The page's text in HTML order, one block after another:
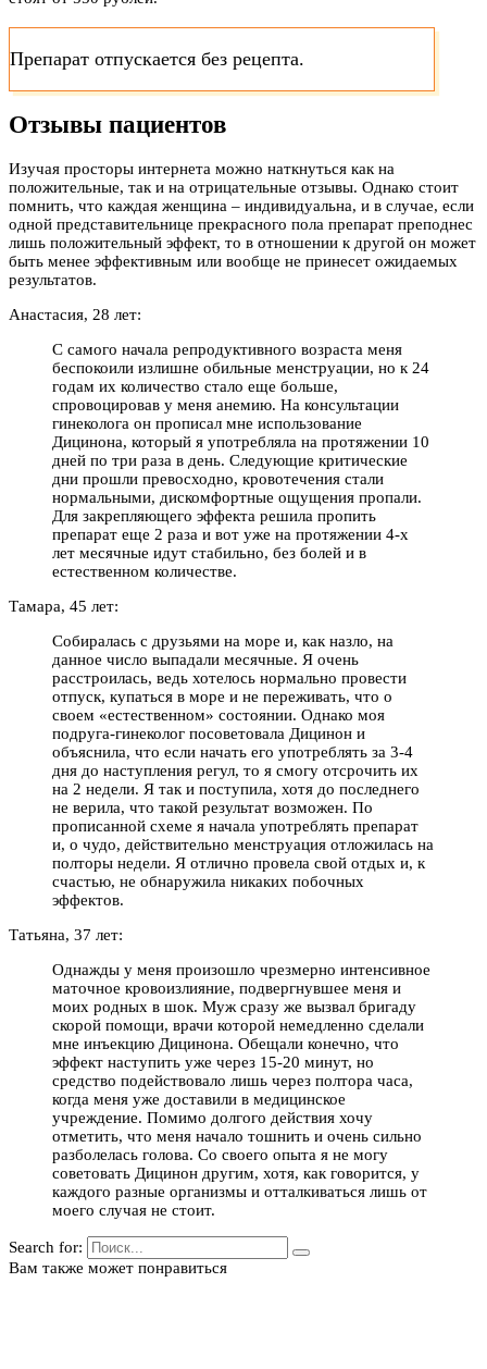
Препарат отпускается без рецепта.
Отзывы пациентов
Изучая просторы интернета можно наткнуться как на
положительные, так и на отрицательные отзывы. Однако стоит
помнить, что каждая женщина – индивидуальна, и в случае, если
одной представительнице прекрасного пола препарат преподнес
лишь положительный эффект, то в отношении к другой он может
быть менее эффективным или вообще не принесет ожидаемых
результатов.
Анастасия, 28 лет:
С самого начала репродуктивного возраста меня
беспокоили излишне обильные менструации, но к 24
годам их количество стало еще больше,
спровоцировав у меня анемию. На консультации
гинеколога он прописал мне использование
Дицинона, который я употребляла на протяжении 10
дней по три раза в день. Следующие критические
дни прошли превосходно, кровотечения стали
нормальными, дискомфортные ощущения пропали.
Для закрепляющего эффекта решила пропить
препарат еще 2 раза и вот уже на протяжении 4-х
лет месячные идут стабильно, без болей и в
естественном количестве.
Тамара, 45 лет:
Собиралась с друзьями на море и, как назло, на
данное число выпадали месячные. Я очень
расстроилась, ведь хотелось нормально провести
отпуск, купаться в море и не переживать, что о
своем «естественном» состоянии. Однако моя
подруга-гинеколог посоветовала Дицинон и
объяснила, что если начать его употреблять за 3-4
дня до наступления регул, то я смогу отсрочить их
на 2 недели. Я так и поступила, хотя до последнего
не верила, что такой результат возможен. По
прописанной схеме я начала употреблять препарат
и, о чудо, действительно менструация отложилась на
полторы недели. Я отлично провела свой отдых и, к
счастью, не обнаружила никаких побочных
эффектов.
Татьяна, 37 лет:
Однажды у меня произошло чрезмерно интенсивное
маточное кровоизлияние, подвергнувшее меня и
моих родных в шок. Муж сразу же вызвал бригаду
скорой помощи, врачи которой немедленно сделали
мне инъекцию Дицинона. Обещали конечно, что
эффект наступить уже через 15-20 минут, но
средство подействовало лишь через полтора часа,
когда меня уже доставили в медицинское
учреждение. Помимо долгого действия хочу
отметить, что меня начало тошнить и очень сильно
разболелась голова. Со своего опыта я не могу
советовать Дицинон другим, хотя, как говорится, у
каждого разные организмы и отталкиваться лишь от
моего случая не стоит.
Search for:
Вам также может понравиться